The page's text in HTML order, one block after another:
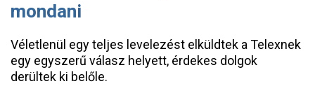
mondani
Véletlenül egy teljes levelezést elküldtek a Telexnek
egy egyszerű válasz helyett, érdekes dolgok
derültek ki belőle.